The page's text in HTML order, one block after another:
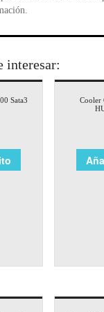
interesar:
Sata3
Cooler